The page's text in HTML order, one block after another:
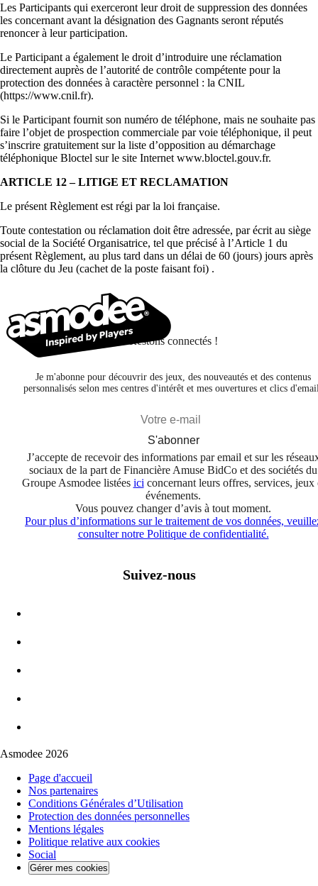
Les Participants qui exerceront leur droit de suppression des données
les concernant avant la désignation des Gagnants seront réputés
renoncer à leur participation.
Le Participant a également le droit d’introduire une réclamation
directement auprès de l’autorité de contrôle compétente pour la
protection des données à caractère personnel : la CNIL
(https://www.cnil.fr).
Si le Participant fournit son numéro de téléphone, mais ne souhaite pas
faire l’objet de prospection commerciale par voie téléphonique, il peut
s’inscrire gratuitement sur la liste d’opposition au démarchage
téléphonique Bloctel sur le site Internet www.bloctel.gouv.fr.
ARTICLE 12 – LITIGE ET RECLAMATION
Le présent Règlement est régi par la loi française.
Toute contestation ou réclamation doit être adressée, par écrit au siège
social de la Société Organisatrice, tel que précisé à l’Article 1 du
présent Règlement, au plus tard dans un délai de 60 (jours) jours après
la clôture du Jeu (cachet de la poste faisant foi) .
Restons connectés !
Je m'abonne pour découvrir des jeux, des nouveautés et des contenus
personnalisés selon mes centres d'intérêt et mes ouvertures et clics
S'abonner
J’accepte de recevoir des informations par email et sur les
sociaux de la part de Financière Amuse BidCo et des sociétés du
Groupe Asmodee listées ici concernant leurs offres, services, jeux
événements.
Vous pouvez changer d’avis à tout moment.
Pour plus d’informations sur le traitement de vos données,
consulter notre Politique de confidentialité.
Suivez-nous
Asmodee 2026
Page d'accueil
Nos partenaires
Conditions Générales d’Utilisation
Protection des données personnelles
Mentions légales
Politique relative aux cookies
Social
Gérer mes cookies